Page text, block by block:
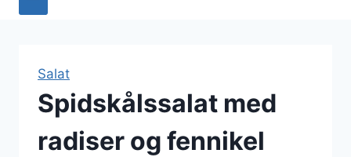
Salat
Spidskålssalat med
radiser og fennikel